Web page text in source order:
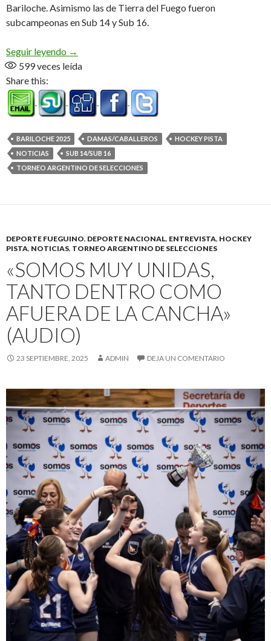
Bariloche. Asimismo las de Tierra del Fuego fueron
subcampeonas en Sub 14 y Sub 16.
Seguir leyendo Los pibes Campeones!
→
599veces leída
Share this:
BARILOCHE 2025 DAMAS/CABALLEROS
HOCKEY PISTA
NOTICIAS
SUB 14/SUB 16
TORNEO ARGENTINO DE SELECCIONES
DEPORTE FUEGUINO, DEPORTE NACIONAL, ENTREVISTA, HOCKEY
PISTA, NOTICIAS, TORNEO ARGENTINO DE SELECCIONES
«SOMOS MUY UNIDAS,
TANTO DENTRO COMO
AFUERA DE LA CANCHA»
(AUDIO)
23 SEPTIEMBRE, 2025 ADMIN DEJA UN COMENTARIO